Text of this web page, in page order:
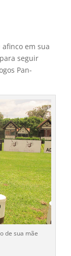
afinco em sua
seguir
Pan-
de sua mãe